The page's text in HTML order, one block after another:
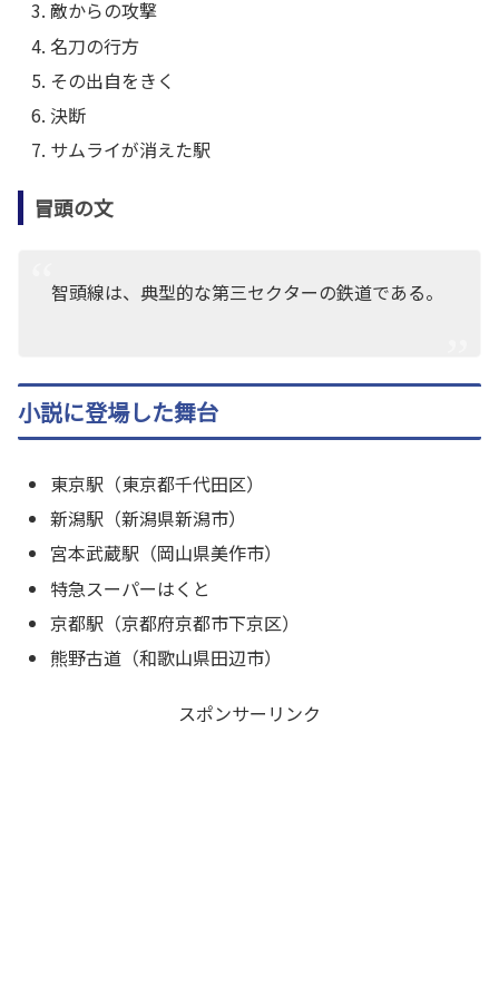
敵からの攻撃
名刀の行方
その出自をきく
決断
サムライが消えた駅
冒頭の文
智頭線は、典型的な第三セクターの鉄道である。
小説に登場した舞台
東京駅（東京都千代田区）
新潟駅（新潟県新潟市）
宮本武蔵駅（岡山県美作市）
特急スーパーはくと
京都駅（京都府京都市下京区）
熊野古道（和歌山県田辺市）
スポンサーリンク